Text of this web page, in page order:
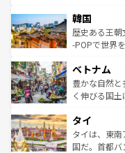
はコンテンツ
いる。アクテ
ビング、ハ
い。オース
参照してほし
ン）、静ひつ
と山間の静
驚きをもたら
容にもいいと
照してほしい
韓国
歴史ある王
-POPで世界
き、地方に足
できる。そ
まで、さま
リティに包ま
覧を参照して
ベトナム
豊かな自然
く伸びる国
急速な発展と
ーチミン市
醸し出して
タイ
タイは、東
国だ。首都